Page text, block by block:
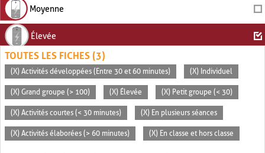
Moyenne
Élevée
TOUTES LES FICHES (3)
(X) Activités développées (Entre 30 et 60 minutes) (X) Individuel
(X) Grand groupe (> 100) (X) Élevée (X) Petit groupe (< 30)
(X) Activités courtes (< 30 minutes) (X) En plusieurs séances
(X) Activités élaborées (> 60 minutes) (X) En classe et hors classe